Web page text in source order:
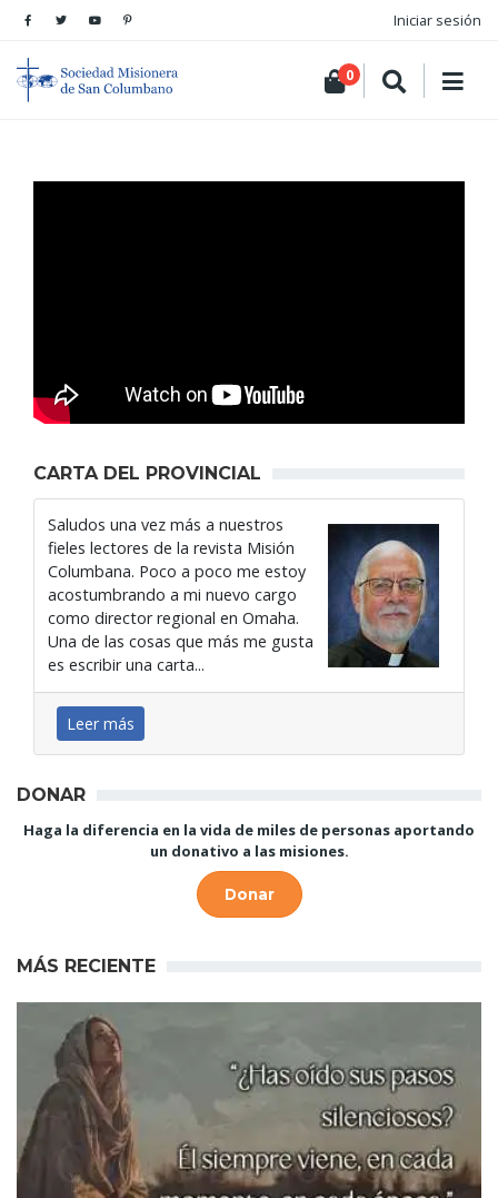
Iniciar sesión
0
CARTA DEL PROVINCIAL
Saludos una vez más a nuestros
fieles lectores de la revista Misión
Columbana. Poco a poco me estoy
acostumbrando a mi nuevo cargo
como director regional en Omaha.
Una de las cosas que más me gusta
es escribir una carta...
Leer más
DONAR
Haga la diferencia en la vida de miles de personas aportando
un donativo a las misiones.
Donar
MÁS RECIENTE